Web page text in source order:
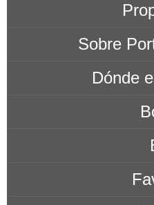
Sobre
Dónde